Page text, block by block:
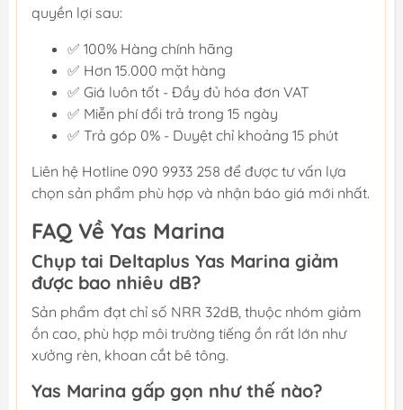
quyền lợi sau:
✅ 100% Hàng chính hãng
✅ Hơn 15.000 mặt hàng
✅ Giá luôn tốt - Đầy đủ hóa đơn VAT
✅ Miễn phí đổi trả trong 15 ngày
✅ Trả góp 0% - Duyệt chỉ khoảng 15 phút
Liên hệ Hotline 090 9933 258 để được tư vấn lựa
chọn sản phẩm phù hợp và nhận báo giá mới nhất.
FAQ Về Yas Marina
Chụp tai Deltaplus Yas Marina giảm
được bao nhiêu dB?
Sản phẩm đạt chỉ số NRR 32dB, thuộc nhóm giảm
ồn cao, phù hợp môi trường tiếng ồn rất lớn như
xưởng rèn, khoan cắt bê tông.
Yas Marina gấp gọn như thế nào?